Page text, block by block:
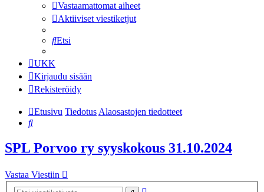
Vastaamattomat aiheet
Aktiiviset viestiketjut
Etsi
UKK
Kirjaudu sisään
Rekisteröidy
Etusivu TiedotusAlaosastojen tiedotteet
Etsi
SPL Porvoo ry syyskokous 31.10.2024
Vastaa Viestiin